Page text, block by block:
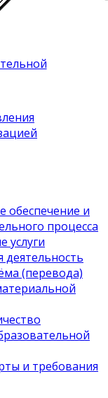
обеспечение и
процесса
услуги
деятельность
(перевода)
и требования